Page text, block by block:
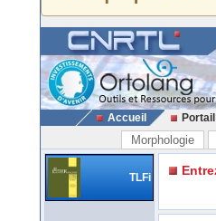
Accueil
Morphologie
TLFi